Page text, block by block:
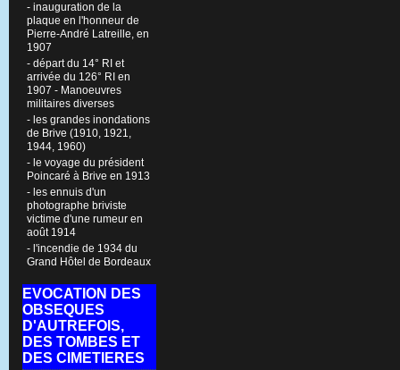
- inauguration de la
plaque en l'honneur de
Pierre-André Latreille, en
1907
- départ du 14° RI et
arrivée du 126° RI en
1907 - Manoeuvres
militaires diverses
- les grandes inondations
de Brive (1910, 1921,
1944, 1960)
- le voyage du président
Poincaré à Brive en 1913
- les ennuis d'un
photographe briviste
victime d'une rumeur en
août 1914
- l'incendie de 1934 du
Grand Hôtel de Bordeaux
EVOCATION DES
OBSEQUES
D'AUTREFOIS,
DES TOMBES ET
DES CIMETIERES